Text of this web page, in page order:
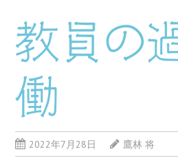
教員の
働
2022年7月28日 鷹林 将